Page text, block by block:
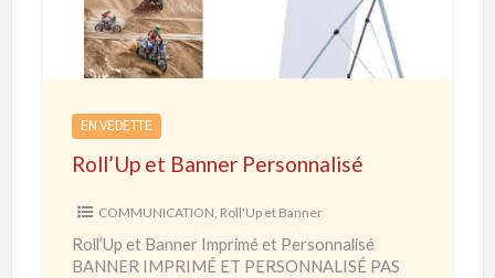
p
EN VEDETTE
Roll’Up et Banner Personnalisé
COMMUNICATION Roll'Up et Banner
Roll’Up et Banner Imprimé et Personnalisé
BANNER IMPRIMÉ ET PERSONNALISÉ PAS